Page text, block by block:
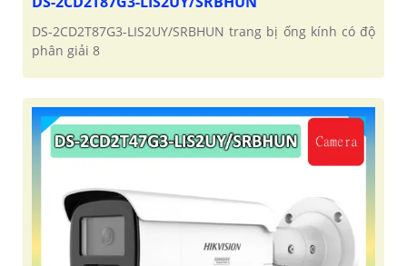
DS-2CD2T87G3-LIS2UY/SRBHUN trang bị ống kính có độ
phân giải 8